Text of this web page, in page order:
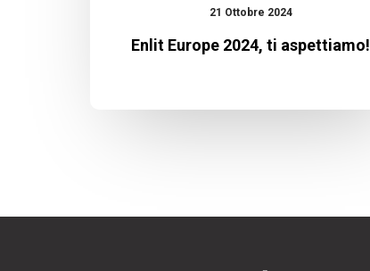
21 Ottobre 2024
Enlit Europe 2024, ti aspettiamo!